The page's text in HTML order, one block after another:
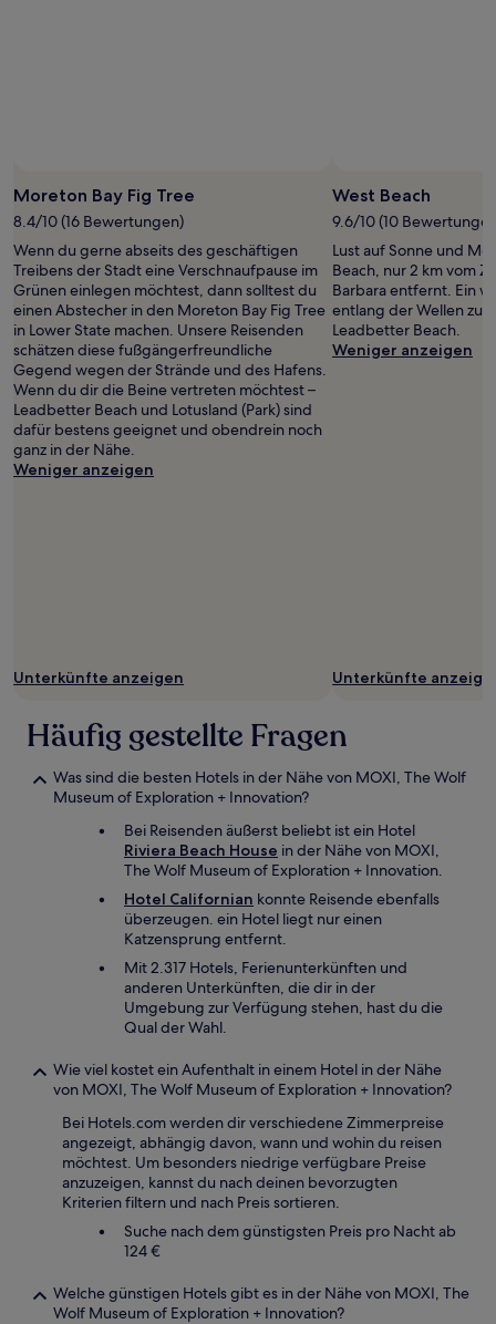
Moreton Bay Fig Tree
8.4/10 (16 Bewertungen)
Wenn du gerne abseits des geschäftigen
Treibens der Stadt eine Verschnaufpause im
Grünen einlegen möchtest, dann solltest du
einen Abstecher in den Moreton Bay Fig Tree
in Lower State machen. Unsere Reisenden
schätzen diese fußgängerfreundliche
Gegend wegen der Strände und des Hafens.
Wenn du dir die Beine vertreten möchtest –
Leadbetter Beach und Lotusland (Park) sind
dafür bestens geeignet und obendrein noch
ganz in der Nähe.
Weniger anzeigen
Unterkünfte anzeigen
West Beach
9.6/10 (10
Lust auf Sonne und
Beach, nur 2 km vom
Barbara entfernt. Ein
entlang der Wellen zu
Leadbetter Beach.
Weniger anzeigen
Unterkünfte
Häufig gestellte Fragen
Was sind die besten Hotels in der Nähe von MOXI, The Wolf
Museum of Exploration + Innovation?
Bei Reisenden äußerst beliebt ist ein Hotel
Riviera Beach House in der Nähe von MOXI,
The Wolf Museum of Exploration + Innovation.
Hotel Californian konnte Reisende ebenfalls
überzeugen. ein Hotel liegt nur einen
Katzensprung entfernt.
Mit 2.317 Hotels, Ferienunterkünften und
anderen Unterkünften, die dir in der
Umgebung zur Verfügung stehen, hast du die
Qual der Wahl.
Wie viel kostet ein Aufenthalt in einem Hotel in der Nähe
von MOXI, The Wolf Museum of Exploration + Innovation?
Bei Hotels.com werden dir verschiedene Zimmerpreise
angezeigt, abhängig davon, wann und wohin du reisen
möchtest. Um besonders niedrige verfügbare Preise
anzuzeigen, kannst du nach deinen bevorzugten
Kriterien filtern und nach Preis sortieren.
Suche nach dem günstigsten Preis pro Nacht ab
124 €
Welche günstigen Hotels gibt es in der Nähe von MOXI, The
Wolf Museum of Exploration + Innovation?